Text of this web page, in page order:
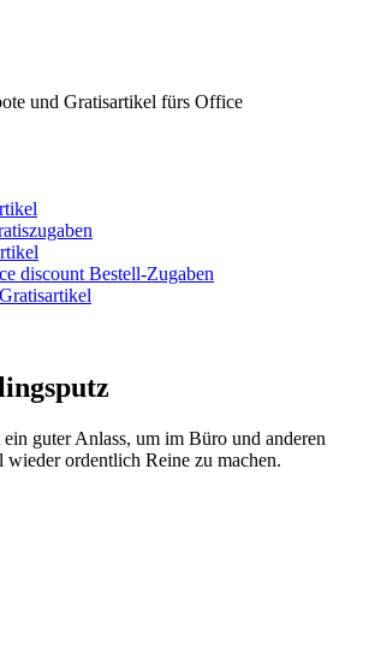
und Gratisartikel fürs Office
discount Bestell-Zugaben
guter Anlass, um im Büro und anderen
wieder ordentlich Reine zu machen.